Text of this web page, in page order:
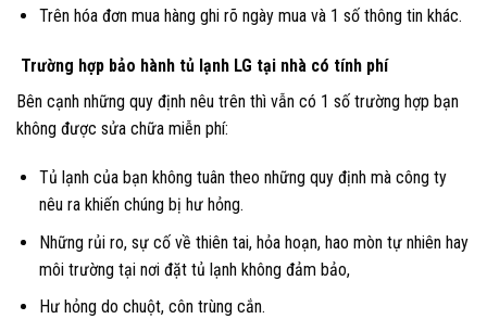
Trên hóa đơn mua hàng ghi rõ ngày mua và 1 số thông tin khác.
Trường hợp bảo hành tủ lạnh LG tại nhà có tính phí
Bên cạnh những quy định nêu trên thì vẫn có 1 số trường hợp bạn
không được sửa chữa miễn phí:
Tủ lạnh của bạn không tuân theo những quy định mà công ty
nêu ra khiến chúng bị hư hỏng.
Những rủi ro, sự cố về thiên tai, hỏa hoạn, hao mòn tự nhiên hay
môi trường tại nơi đặt tủ lạnh không đảm bảo,
Hư hỏng do chuột, côn trùng cắn.